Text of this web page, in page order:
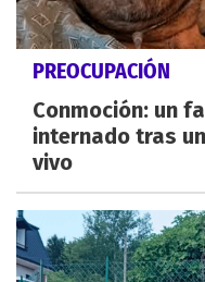
PREOCUPACIÓN
Conmoción: un
internado tras
vivo